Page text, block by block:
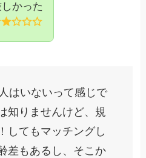
かった
はいないって感じで
知りませんけど、規
してもマッチングし
差もあるし、そこか